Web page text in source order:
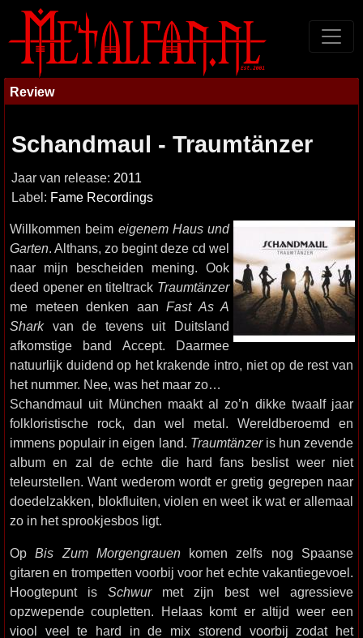
Review
Schandmaul - Traumtänzer
Jaar van release: 2011
Label: Fame Recordings
Willkommen beim eigenem Haus und
Garten. Althans, zo begint deze cd wel
naar mijn bescheiden mening. Ook
deed opener en titeltrack Traumtänzer
me meteen denken aan Fast As A
Sharkvan de tevens uit Duitsland
afkomstige band Accept. Daarmee
natuurlijk duidend op het krakende intro, niet op de rest van
het nummer. Nee, was het maar zo…
Schandmaul uit München maakt al zo’n dikke twaalf jaar
folkloristische rock, dan wel metal. Wereldberoemd en
immens populair in eigen land. Traumtänzeris hun zevende
album en zal de echte die hard fans beslist weer niet
teleurstellen. Want wederom wordt er gretig gegrepen naar
doedelzakken, blokfluiten, violen en weet ik wat er allemaal
zo in het sprookjesbos ligt.
OpBis Zum Morgengrauenkomen zelfs nog Spaanse
gitaren en trompetten voorbij voor het echte vakantiegevoel.
Hoogtepunt is Schwurmet zijn best wel agressieve
opzwepende coupletten. Helaas komt er altijd weer een
viool veel te hard in de mix storend voorbij zodat het